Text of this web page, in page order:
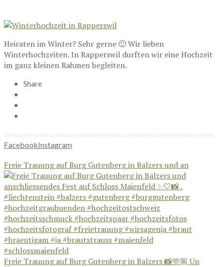
Heiraten im Winter? Sehr gerne 🙂 Wir lieben
Winterhochzeiten. In Rapperswil durften wir eine Hochzeit
im ganz kleinen Rahmen begleiten.
Share
FacebookInstagram
Freie Trauung auf Burg Gutenberg in Balzers und an
Freie Trauung auf Burg Gutenberg in Balzers 📸🫶🏼 Un